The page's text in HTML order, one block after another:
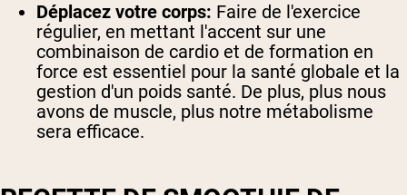
Déplacez votre corps: Faire de l'exercice
régulier, en mettant l'accent sur une
combinaison de cardio et de formation en
force est essentiel pour la santé globale et la
gestion d'un poids santé. De plus, plus nous
avons de muscle, plus notre métabolisme
sera efficace.